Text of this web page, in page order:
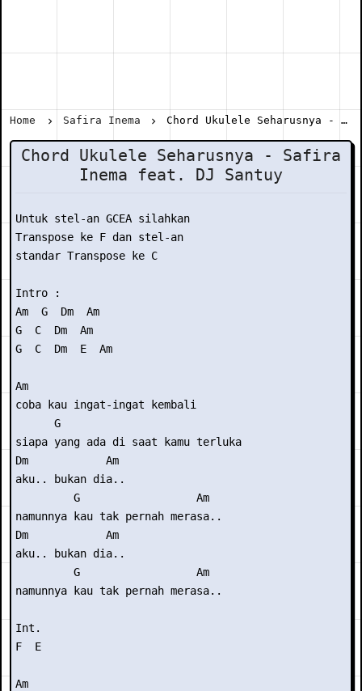
Home Safira Inema Chord Ukulele Seharusnya - Safira Inema feat. DJ Santuy
Chord Ukulele Seharusnya - Safira
Inema feat. DJ Santuy
Untuk stel-an GCEA silahkan
Transpose ke F dan stel-an
standar Transpose ke C
Intro :
Am  G  Dm  Am
G  C  Dm  Am
G  C  Dm  E  Am
Am
coba kau ingat-ingat kembali
      G
siapa yang ada di saat kamu terluka
Dm            Am
aku.. bukan dia..
         G                  Am
namunnya kau tak pernah merasa..
Dm            Am
aku.. bukan dia..
         G                  Am
namunnya kau tak pernah merasa..
Int.
F  E
Am